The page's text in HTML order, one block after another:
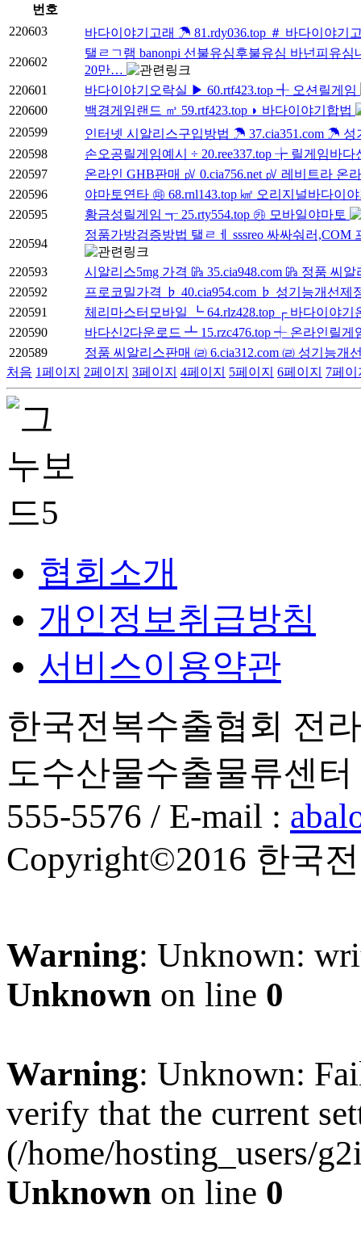
번호
220603
바다이야기고래 ☂ 81.rdy036.top ＃ 바다이야기
220602
탤ㄹㄱ램 banonpi 선불유심후불유심 바넌피유
20만…
220601
바다이야기오락실 ▶ 60.rtf423.top ╉ 오션릴게임
220600
백경게임랜드 ㎥ 59.rtf423.top ◗ 바다이야기합법
220599
인터넷 시알리스구입방법 ☂ 37.cia351.com ☂
220598
손오공릴게임예시 ÷ 20.ree337.top ╆ 릴게임바다
220597
온라인 GHB판매 ㎴ 0.cia756.net ㎴ 레비트라 온
220596
야마토연타 ㉺ 68.rnl143.top ㎢ 오리지널바다이
220595
황금성릴게임 ┱ 25.rty554.top ㉸ 모바일야마토
220594
정품가방검증방법 탤ㄹㅔ sssreo 싸싸숴러
220593
시알리스5mg 가격 ㎬ 35.cia948.com ㎬ 정품 씨
220592
프로코밀가격 ♭ 40.cia954.com ♭ 성기능개선제
220591
체리마스터모바일 ┗ 64.rlz428.top ┌ 바다이야기
220590
바다신2다운로드 ┻ 15.rzc476.top ┽ 온라인릴게
220589
정품 씨알리스판매 ㈃ 6.cia312.com ㈃ 성기능개
처음 1페이지 2페이지 3페이지 4페이지 5페이지 6페이지 7페이
협회소개
개인정보취급방침
서비스이용약관
한국전복수출협회 전
도수산물수출물류센터
555-5576 / E-mail :
Copyright©2016 한국
Warning: Unknown:
Unknown on line 0
Warning: Unknown:
verify that the current
(/home/hosting_users/
Unknown on line 0